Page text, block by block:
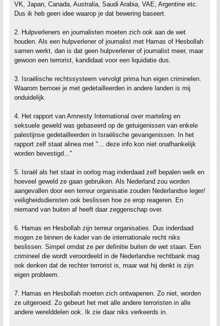
VK, Japan, Canada, Australia, Saudi Arabia, VAE, Argentine etc.
Dus ik heb geen idee waarop je dat bewering baseert.
2. Hulpverleners en journalisten moeten zich ook aan de wet
houden. Als een hulpverlener of journalist met Hamas of Hesbollah
samen werkt, dan is dat geen hulpverlener of journalist meer, maar
gewoon een terrorist, kandidaat voor een liquidatie dus.
3. Israëlische rechtssysteem vervolgt prima hun eigen criminelen.
Waarom bemoei je met gedetailleerden in andere landen is mij
onduidelijk.
4. Het rapport van Amnesty International over marteling en
seksuele geweld was gebaseerd op de getuigenissen van enkele
palestijnse gedetailleerden in Israëlische gevangenissen. In het
rapport zelf staat alinea met "... deze info kon niet onafhankelijk
worden bevestigd..."
5. Israël als het staat in oorlog mag inderdaad zelf bepalen welk en
hoeveel geweld ze gaan gebruiken. Als Nederland zou worden
aangevallen door een terreur organisatie zouden Nederlandse leger/
veiligheidsdiensten ook beslissen hoe ze erop reageren. En
niemand van buiten af heeft daar zeggenschap over.
6. Hamas en Hesbollah zijn terreur organisaties. Dus inderdaad
mogen ze binnen de kader van de internationale recht niks
beslissen. Simpel omdat ze per definitie buiten de wet staan. Een
crimineel die wordt veroordeeld in de Nederlandse rechtbank mag
ook denken dat de rechter terrorist is, maar wat hij denkt is zijn
eigen probleem.
7. Hamas en Hesbollah moeten zich ontwapenen. Zo niet, worden
ze uitgeroeid. Zo gebeurt het met alle andere terroristen in alle
andere werelddelen ook. Ik zie daar niks verkeerds in.